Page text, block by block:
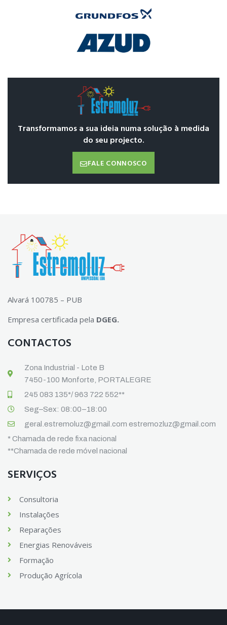
Transformamos a sua ideia numa solução à medida
do seu projecto.
FALE CONNOSCO
Alvará 100785 – PUB
Empresa certificada pela DGEG.
SERVIÇOS
Consultoria
Instalações
Reparações
Energias Renováveis
Formação
Produção Agrícola
CONTACTOS
Zona Industrial - Lote B
7450-100 Monforte, PORTALEGRE
245 083 135*/ 963 722 552**
Seg–Sex: 08:00–18:00
geral.estremoluz@gmail.com estremozluz@gmail.com
* Chamada de rede fixa nacional
**Chamada de rede móvel nacional